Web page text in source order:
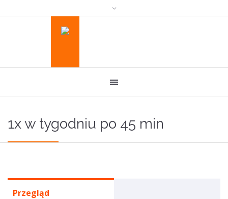
1x w tygodniu po 45 min
Przegląd